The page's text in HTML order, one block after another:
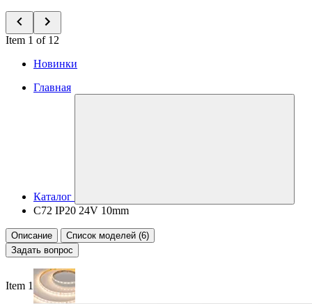
Item 1 of 12
Новинки
Главная
Каталог
C72 IP20 24V 10mm
Описание
Список моделей (6)
Задать вопрос
Item 1 of 5